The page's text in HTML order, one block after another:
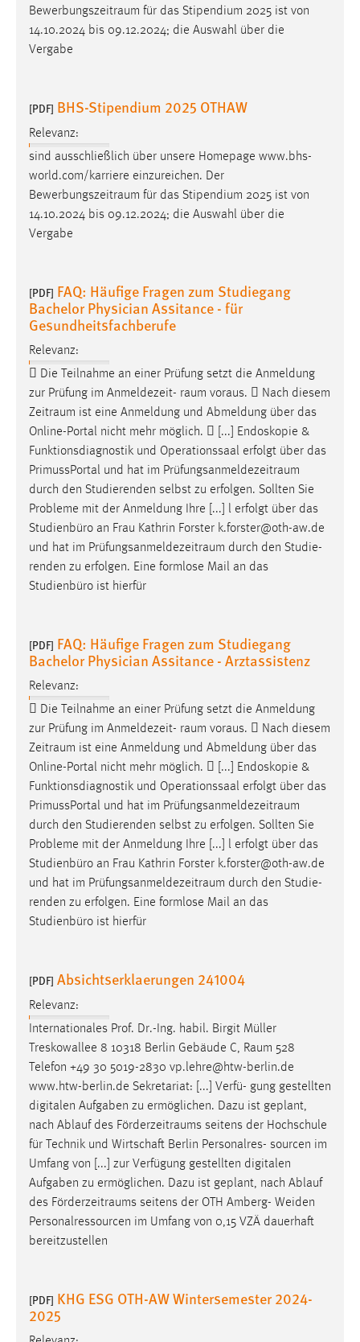
Bewerbungszeitraum für das Stipendium 2025 ist von
14.10.2024 bis 09.12.2024; die Auswahl über die
Vergabe
[PDF] BHS-Stipendium 2025 OTHAW
Relevanz:
sind ausschließlich über unsere Homepage www.bhs-
world.com/karriere einzureichen. Der
Bewerbungszeitraum für das Stipendium 2025 ist von
14.10.2024 bis 09.12.2024; die Auswahl über die
Vergabe
[PDF] FAQ: Häufige Fragen zum Studiegang
Bachelor Physician Assitance - für
Gesundheitsfachberufe
Relevanz:
 Die Teilnahme an einer Prüfung setzt die Anmeldung
zur Prüfung im Anmeldezeit- raum voraus.  Nach diesem
Zeitraum ist eine Anmeldung und Abmeldung über das
Online-Portal nicht mehr möglich.  [...] Endoskopie &
Funktionsdiagnostik und Operationssaal erfolgt über das
PrimussPortal und hat im Prüfungsanmeldezeitraum
durch den Studierenden selbst zu erfolgen. Sollten Sie
Probleme mit der Anmeldung Ihre [...] l erfolgt über das
Studienbüro an Frau Kathrin Forster k.forster@oth-aw.de
und hat im Prüfungsanmeldezeitraum durch den Studie-
renden zu erfolgen. Eine formlose Mail an das
Studienbüro ist hierfür
[PDF] FAQ: Häufige Fragen zum Studiegang
Bachelor Physician Assitance - Arztassistenz
Relevanz:
 Die Teilnahme an einer Prüfung setzt die Anmeldung
zur Prüfung im Anmeldezeit- raum voraus.  Nach diesem
Zeitraum ist eine Anmeldung und Abmeldung über das
Online-Portal nicht mehr möglich.  [...] Endoskopie &
Funktionsdiagnostik und Operationssaal erfolgt über das
PrimussPortal und hat im Prüfungsanmeldezeitraum
durch den Studierenden selbst zu erfolgen. Sollten Sie
Probleme mit der Anmeldung Ihre [...] l erfolgt über das
Studienbüro an Frau Kathrin Forster k.forster@oth-aw.de
und hat im Prüfungsanmeldezeitraum durch den Studie-
renden zu erfolgen. Eine formlose Mail an das
Studienbüro ist hierfür
[PDF] Absichtserklaerungen 241004
Relevanz:
Internationales Prof. Dr.-Ing. habil. Birgit Müller
Treskowallee 8 10318 Berlin Gebäude C, Raum 528
Telefon +49 30 5019-2830 vp.lehre@htw-berlin.de
www.htw-berlin.de Sekretariat: [...] Verfü- gung gestellten
digitalen Aufgaben zu ermöglichen. Dazu ist geplant,
nach Ablauf des Förderzeitraums seitens der Hochschule
für Technik und Wirtschaft Berlin Personalres- sourcen im
Umfang von [...] zur Verfügung gestellten digitalen
Aufgaben zu ermöglichen. Dazu ist geplant, nach Ablauf
des Förderzeitraums seitens der OTH Amberg- Weiden
Personalressourcen im Umfang von 0,15 VZÄ dauerhaft
bereitzustellen
[PDF] KHG ESG OTH-AW Wintersemester 2024-
2025